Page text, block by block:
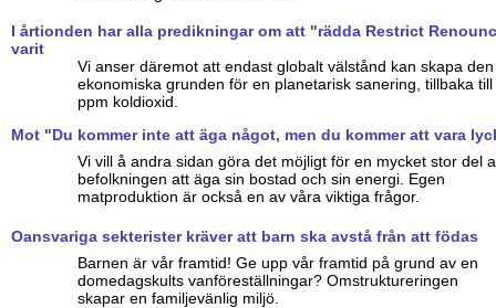
I årtionden har alla predikningar om att "rädda Restrict
varit
Vi anser däremot att endast globalt välstånd kan skapa den
ekonomiska grunden för en planetarisk sanering, tillbaka
ppm koldioxid.
Mot "Du kommer inte att äga något, men du kommer att vara
Vi vill å andra sidan göra det möjligt för en mycket stor del
befolkningen att äga sin bostad och sin energi. Egen
matproduktion är också en av våra viktiga frågor.
Oansvariga sekterister kräver att barn ska avstå från att födas
Barnen är vår framtid! Ge upp vår framtid på grund av en
domedagskults vanföreställningar? Omstruktureringen
skapar en familjevänlig miljö.